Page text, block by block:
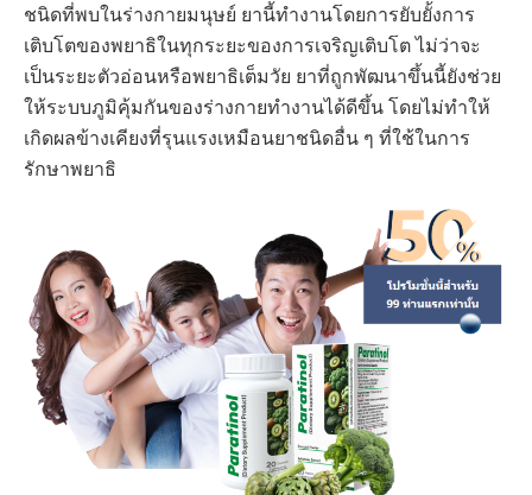
ชนิดที่พบในร่างกายมนุษย์ ยานี้ทำงานโดยการยับยั้งการ
เติบโตของพยาธิในทุกระยะของการเจริญเติบโต ไม่ว่าจะ
เป็นระยะตัวอ่อนหรือพยาธิเต็มวัย ยาที่ถูกพัฒนาขึ้นนี้ยังช่วย
ให้ระบบภูมิคุ้มกันของร่างกายทำงานได้ดีขึ้น โดยไม่ทำให้
เกิดผลข้างเคียงที่รุนแรงเหมือนยาชนิดอื่น ๆ ที่ใช้ในการ
รักษาพยาธิ